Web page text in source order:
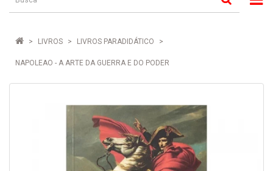
LIVROS LIVROS PARADIDÁTICO
NAPOLEAO - A ARTE DA GUERRA E DO PODER